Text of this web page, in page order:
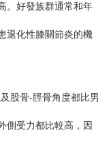
。好發族群通常和年
退化性膝關節炎的機
股骨-脛骨角度都比男
側受力都比較高，因